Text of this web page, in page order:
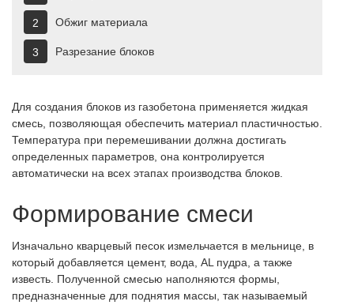
Обжиг материала
Разрезание блоков
Для создания блоков из газобетона применяется жидкая
смесь, позволяющая обеспечить материал пластичностью.
Температура при перемешивании должна достигать
определенных параметров, она контролируется
автоматически на всех этапах производства блоков.
Формирование смеси
Изначально кварцевый песок измельчается в мельнице, в
который добавляется цемент, вода, AL пудра, а также
известь. Полученной смесью наполняются формы,
предназначенные для поднятия массы, так называемый